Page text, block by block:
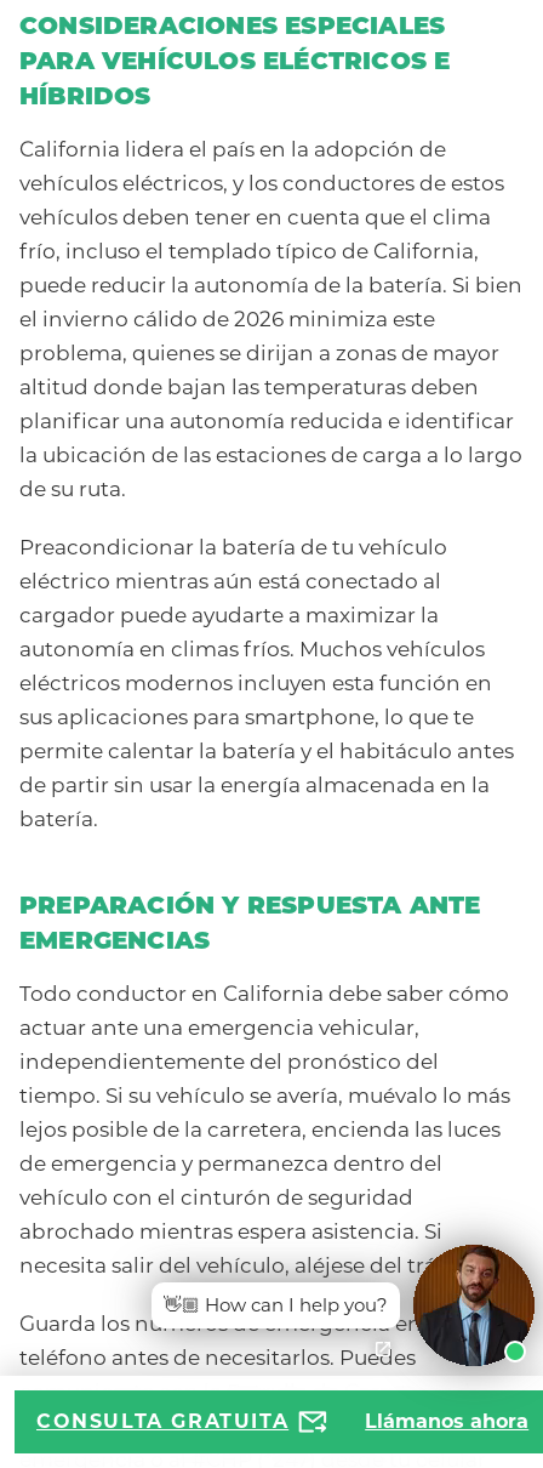
CONSIDERACIONES ESPECIALES
PARA VEHÍCULOS ELÉCTRICOS E
HÍBRIDOS
California lidera el país en la adopción de
vehículos eléctricos, y los conductores de estos
vehículos deben tener en cuenta que el clima
frío, incluso el templado típico de California,
puede reducir la autonomía de la batería. Si bien
el invierno cálido de 2026 minimiza este
problema, quienes se dirijan a zonas de mayor
altitud donde bajan las temperaturas deben
planificar una autonomía reducida e identificar
la ubicación de las estaciones de carga a lo largo
de su ruta.
Preacondicionar la batería de tu vehículo
eléctrico mientras aún está conectado al
cargador puede ayudarte a maximizar la
autonomía en climas fríos. Muchos vehículos
eléctricos modernos incluyen esta función en
sus aplicaciones para smartphone, lo que te
permite calentar la batería y el habitáculo antes
de partir sin usar la energía almacenada en la
batería.
PREPARACIÓN Y RESPUESTA ANTE
EMERGENCIAS
Todo conductor en California debe saber cómo
actuar ante una emergencia vehicular,
independientemente del pronóstico del
tiempo. Si su vehículo se avería, muévalo lo más
lejos posible de la carretera, encienda las luces
de emergencia y permanezca dentro del
vehículo con el cinturón de seguridad
abrochado mientras espera asistencia. Si
necesita salir del vehículo, aléjese del tráfico.
Guarda los números de emergencia en tu
teléfono antes de necesitarlos. Puedes
comunicarte con la Patrulla de Carreteras de
California llamando al 911 en caso de
emergencia o al #CHP (*247) desde tu celular
CONSULTA GRATUITA Llámanos ahora
👋🏼 How can I help you?